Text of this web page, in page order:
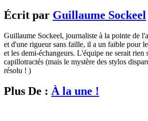
Écrit par Guillaume Sockeel
Guillaume Sockeel, journaliste à la pointe de
et d'une rigueur sans faille, il a un faible pour
et les demi-échangeurs. L'équipe ne serait rien
capillotractés (mais le mystère des stylos
résolu ! )
Plus De : À la une !